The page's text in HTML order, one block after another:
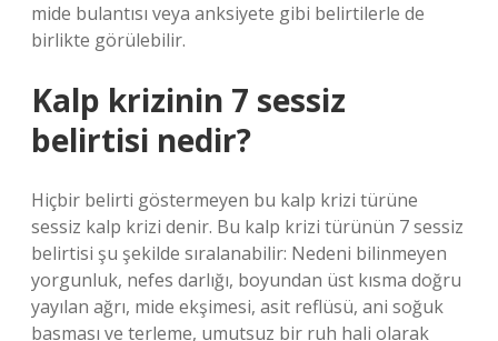
mide bulantısı veya anksiyete gibi belirtilerle de
birlikte görülebilir.
Kalp krizinin 7 sessiz
belirtisi nedir?
Hiçbir belirti göstermeyen bu kalp krizi türüne
sessiz kalp krizi denir. Bu kalp krizi türünün 7 sessiz
belirtisi şu şekilde sıralanabilir: Nedeni bilinmeyen
yorgunluk, nefes darlığı, boyundan üst kısma doğru
yayılan ağrı, mide ekşimesi, asit reflüsü, ani soğuk
basması ve terleme, umutsuz bir ruh hali olarak